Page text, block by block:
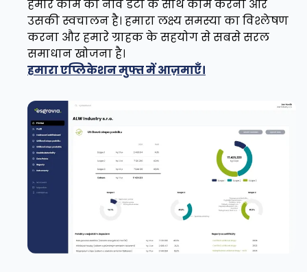
हमारे काम की नींव डेटा के साथ काम करना और
उसकी स्वचालन है। हमारा लक्ष्य समस्या का विश्लेषण
करना और हमारे ग्राहक के सहयोग से सबसे सरल
समाधान खोजना है।
हमारा एप्लिकेशन मुफ्त में आज़माएँ।